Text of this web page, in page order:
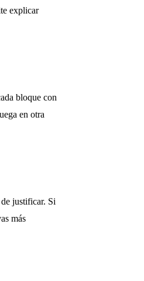
explicar
bloque con
en otra
justificar. Si
más